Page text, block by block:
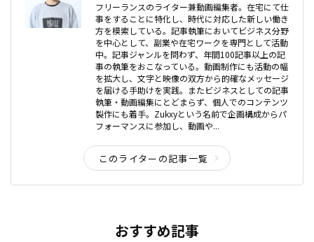
フリーランスのライター兼動画編集者。在宅にて仕
事をすることに特化し、時代に対応した新しい働き
方を模索している。記事執筆においてビジネス分野
を中心として、副業や在宅ワークを専門として活動
中。記事ジャンルを問わず、年間100記事以上の記
事の執筆をおこなっている。動画制作にも活動の幅
を拡大し、文字と映像の双方から的確なメッセージ
を届ける手助けを実践。またビジネスとしての記事
執筆・動画編集にとどまらず、個人でのコンテンツ
製作にも着手。Zukxyという名前で企画構成からパ
フォーマンスに参加し、動画や...
このライターの記事一覧
おすすめ記事